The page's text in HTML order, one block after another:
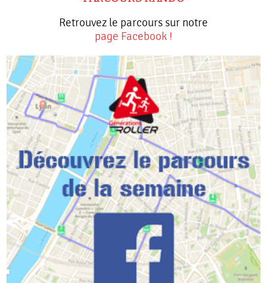
Retrouvez le parcours sur notre
page Facebook !